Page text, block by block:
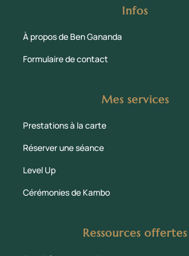
Infos
À propos de Ben Gananda
Formulaire de contact
Mes services
Prestations à la carte
Réserver une séance
Level Up
Cérémonies de Kambo
Ressources offertes